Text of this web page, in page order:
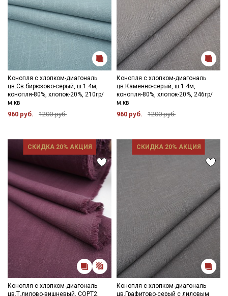
Конопля с хлопком-диагональ
цв.Св.бирюзово-серый, ш.1.4м,
конопля-80%, хлопок-20%, 210гр/
м.кв
960 руб. 1200 руб.
Конопля с хлопком-диагональ
цв.Каменно-серый, ш.1.4м,
конопля-80%, хлопок-20%, 246гр/
м.кв
960 руб. 1200 руб.
СКИДКА 20% АКЦИЯ
Конопля с хлопком-диагональ
цв.Т.лилово-вишневый, СОРТ2,
СКИДКА 20% АКЦИЯ
Конопля с хлопком-диагональ
цв.Графитово-серый с лиловым